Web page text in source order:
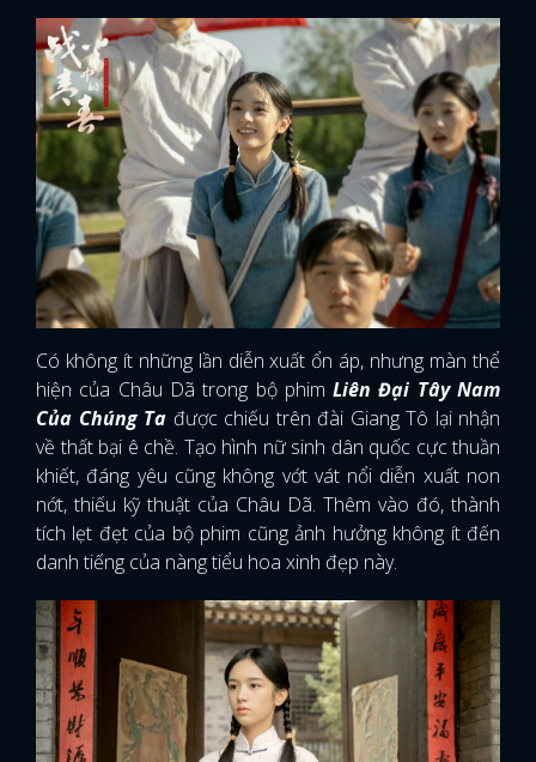
Có không ít những lần diễn xuất ổn áp, nhưng màn thể
hiện của Châu Dã trong bộ phimLiên Đại Tây Nam
Của Chúng Ta được chiếu trên đài Giang Tô lại nhận
về thất bại ê chề. Tạo hình nữ sinh dân quốc cực thuần
khiết, đáng yêu cũng không vớt vát nổi diễn xuất non
nớt, thiếu kỹ thuật của Châu Dã. Thêm vào đó, thành
tích lẹt đẹt của bộ phim cũng ảnh hưởng không ít đến
danh tiếng của nàng tiểu hoa xinh đẹp này.